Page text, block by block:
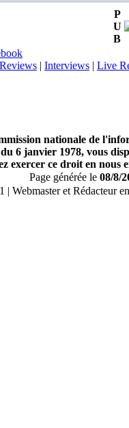
P
U
B
| Interviews | Live
nationale de
6 janvier 1978, vous
exercer ce droit en
Page générée le 08/8/
Webmaster et Rédacteur